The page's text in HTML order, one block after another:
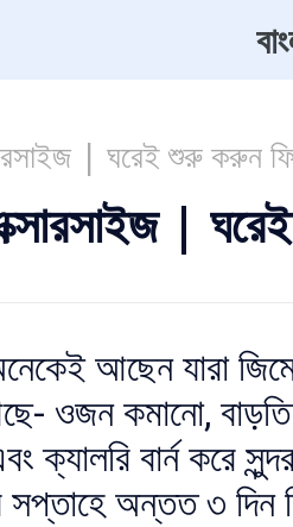
| ঘরেই শুরু করুন
|
আছেন যারা
ওজন কমানো, বাড়তি
ক্যালরি বার্ন করে
সপ্তাহে অন্তত ৩ দিন